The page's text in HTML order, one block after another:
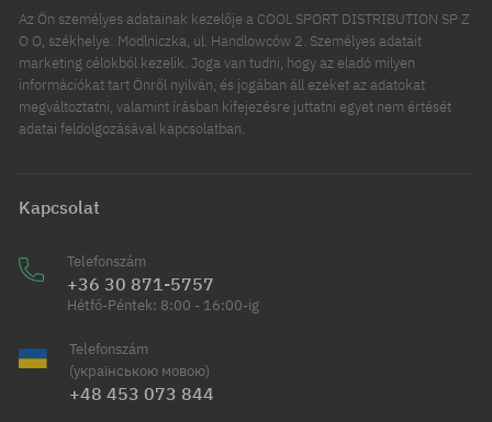
Az Ön személyes adatainak kezelője a COOL SPORT DISTRIBUTION SP Z
O O, székhelye: Modlniczka, ul. Handlowców 2. Személyes adatait
marketing célokból kezelik. Joga van tudni, hogy az eladó milyen
információkat tart Önről nyilván, és jogában áll ezeket az adatokat
megváltoztatni, valamint írásban kifejezésre juttatni egyet nem értését
adatai feldolgozásával kapcsolatban.
Kapcsolat
Telefonszám
+36 30 871-5757
Hétfő-Péntek: 8:00 - 16:00-ig
Telefonszám
(українською мовою)
+48 453 073 844